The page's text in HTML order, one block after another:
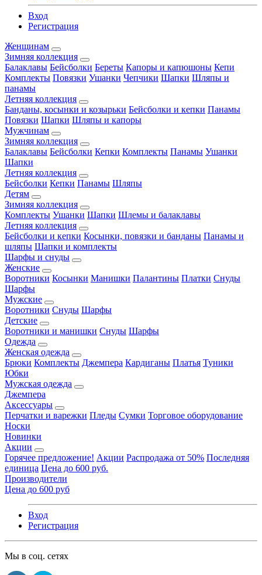
Вход
Регистрация
Женщинам
Зимняя коллекция
Балаклавы Бейсболки Береты Капоры и капюшоны Кепи
Комплекты Повязки Ушанки Чепчики Шапки Шляпы и
панамы
Летняя коллекция
Банданы, косынки и козырьки Бейсболки и кепки Панамы
Повязки Шапки Шляпы и капоры
Мужчинам
Зимняя коллекция
Балаклавы Бейсболки Кепки Комплекты Панамы Ушанки
Шапки
Летняя коллекция
Бейсболки Кепки Панамы Шляпы
Детям
Зимняя коллекция
Комплекты Ушанки Шапки Шлемы и балаклавы
Летняя коллекция
Бейсболки и кепки Косынки, повязки и банданы Панамы и
шляпы Шапки и комплекты
Шарфы и снуды
Женские
Воротники Косынки Манишки Палантины Платки Снуды
Шарфы
Мужские
Воротники Снуды Шарфы
Детские
Воротники и манишки Снуды Шарфы
Одежда
Женская одежда
Брюки Комплекты Джемпера Кардиганы Платья Туники
Юбки
Мужская одежда
Джемпера
Аксессуары
Перчатки и варежки Пледы Сумки Торговое оборудование
Носки
Новинки
Акции
Горячее предложение! Акции Распродажа от 50% Последняя
единица Цена до 600 руб.
Производители
Цена до 600 руб
Вход
Регистрация
Мы в соц. сетях